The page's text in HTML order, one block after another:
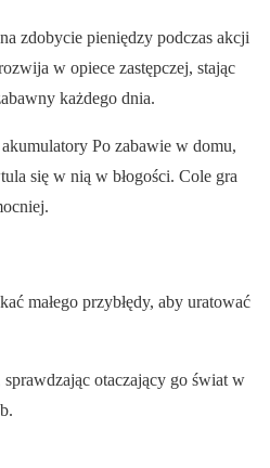
zdobycie pieniędzy podczas akcji
w opiece zastępczej, stając
każdego dnia.
Po zabawie w domu,
się w nią w błogości. Cole gra
małego przybłędy, aby uratować
otaczający go świat w